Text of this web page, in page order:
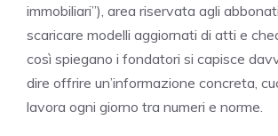
immobiliari”), area riservata agli
scaricare modelli aggiornati di atti e
così spiegano i fondatori si capisce
dire offrire un’informazione concreta,
lavora ogni giorno tra numeri e norme.